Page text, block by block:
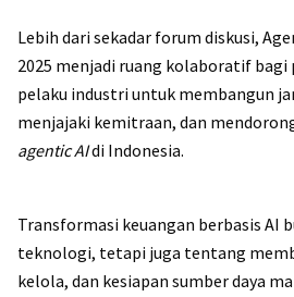
Lebih dari sekadar forum diskusi,
2025 menjadi ruang kolaboratif
pelaku industri untuk membangun
menjajaki kemitraan, dan
agentic AIdi Indonesia.
Transformasi keuangan berbasis AI
teknologi, tetapi juga tentang
kelola, dan kesiapan sumber daya